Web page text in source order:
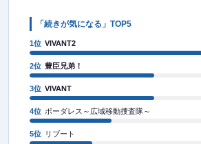
「続きが気になる」TOP5
1位 VIVANT2
2位 豊臣兄弟！
3位 VIVANT
4位 ボーダレス～広域移動捜査隊～
5位 リブート